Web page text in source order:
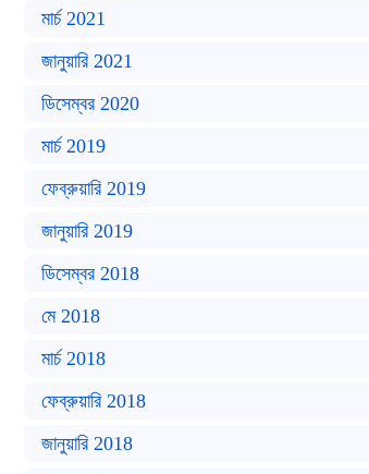
মার্চ 2021
জানুয়ারি 2021
ডিসেম্বর 2020
মার্চ 2019
ফেব্রুয়ারি 2019
জানুয়ারি 2019
ডিসেম্বর 2018
মে 2018
মার্চ 2018
ফেব্রুয়ারি 2018
জানুয়ারি 2018